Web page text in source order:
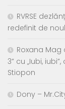
RVRSE
redefinit de
Roxana
3” cu „Iubi,
Stiopon
Dony –